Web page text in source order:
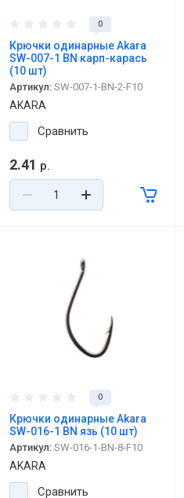
0
Крючки одинарные Akara
SW-007-1 BN карп-карась
(10 шт)
Артикул: SW-007-1-BN-2-F10
AKARA
Сравнить
2.41 р.
0
Крючки одинарные Akara
SW-016-1 BN язь (10 шт)
Артикул: SW-016-1-BN-8-F10
AKARA
Сравнить